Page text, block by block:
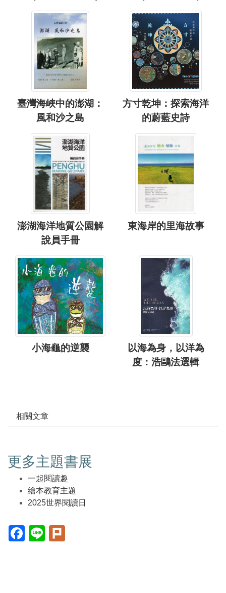
臺灣海峽中的澎湖：
風和沙之島
方寸乾坤：探索海洋
的蔚藍史詩
澎湖海洋地質公園解
說員手冊
東海岸的里海故事
小海龜的逆襲
以海為身，以洋為
度：浩鷗法選輯
相關文章
更多主題書展
一起閱讀趣
繪本教育主題
2025世界閱讀日
Facebook(另
開
Line(另
開